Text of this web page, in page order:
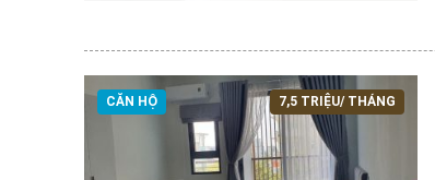
CĂN HỘ 7,5 TRIỆU/ THÁNG